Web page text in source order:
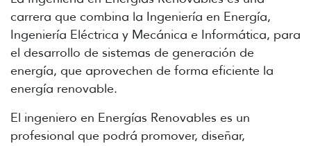
carrera que combina la Ingeniería en Energía,
Ingeniería Eléctrica y Mecánica e Informática, para
el desarrollo de sistemas de generación de
energía, que aprovechen de forma eficiente la
energía renovable.
El ingeniero en Energías Renovables es un
profesional que podrá promover, diseñar,